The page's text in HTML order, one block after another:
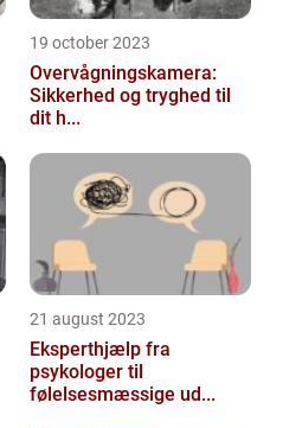
19 october 2023
Overvågningskamera:
Sikkerhed og tryghed til
dit h...
21 august 2023
Eksperthjælp fra
psykologer til
følelsesmæssige ud...